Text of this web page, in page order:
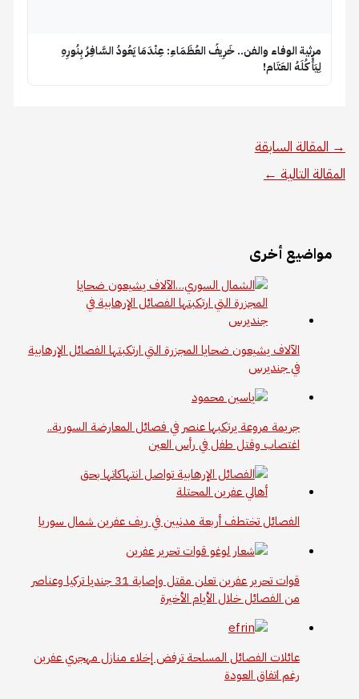
​مرثية الوفاء والفن.. خَرِيفُ العُظَمَاءِ: عِنْدَمَا يَعُودُ السَّافِرُ بِنُورِهِ
لِيَأْكُلَهُ العَتَام!
→ المقالة السابقة
المقالة التالية ←
مواضيع أخرى
الآلاف يشيعون ضحايا المجزرة التي ارتكبتها الفصائل الإرهابية
في جنديرس
جريمة مروعة يرتكبها عنصر في فصائل المعارضة السورية..
اغتصاب وقتل طفل في رأس العين
الفصائل تختطف أربعة مدنيين في ريف عفرين شمال سوريا
قوات تحرير عفرين تعلن مقتل وإصابة 31 جنديا تركيا وعناصر
من الفصائل خلال الأيام الأخيرة
عائلات الفصائل المسلحة ترفض إخلاء منازل مهجري عفرين
رغم اتفاق العودة